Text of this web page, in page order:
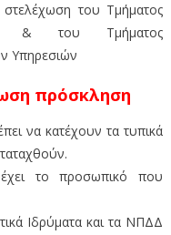
του Τμήματος
& του Τμήματος
Υπηρεσιών
πρόσκληση
να κατέχουν τα τυπικά
το προσωπικό που
Ιδρύματα και τα ΝΠΔΔ